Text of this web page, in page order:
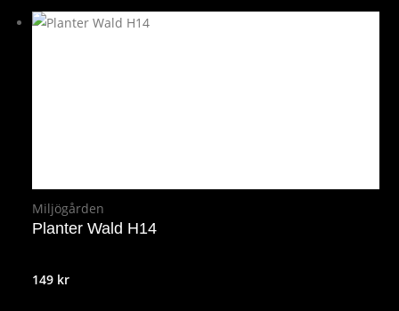
Miljögården
Planter Wald H14
149 kr